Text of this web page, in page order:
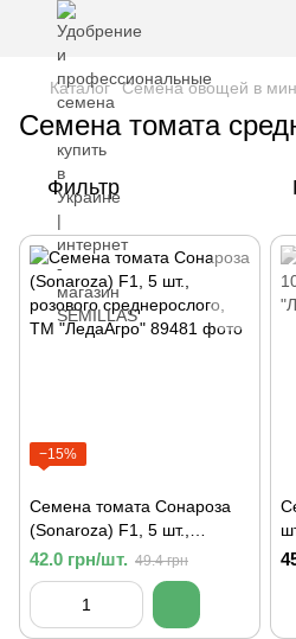
Каталог Семена овощей в
Семена томата
Фильтр
−15%
Семена томата Сонароза
(Sonaroza) F1, 5 шт.,
розового среднерослого,
ТМ "ЛедаАгро"
42.0 грн/шт. 49.4 грн